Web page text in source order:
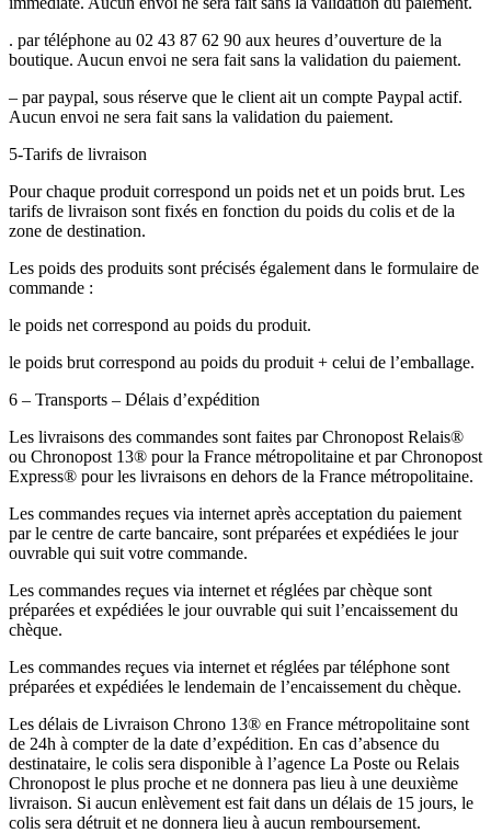
. par téléphone au 02 43 87 62 90 aux heures d’ouverture de la
boutique. Aucun envoi ne sera fait sans la validation du paiement.
– par paypal, sous réserve que le client ait un compte Paypal actif.
Aucun envoi ne sera fait sans la validation du paiement.
5-Tarifs de livraison
Pour chaque produit correspond un poids net et un poids brut. Les
tarifs de livraison sont fixés en fonction du poids du colis et de la
zone de destination.
Les poids des produits sont précisés également dans le formulaire de
commande :
le poids net correspond au poids du produit.
le poids brut correspond au poids du produit + celui de l’emballage.
6 – Transports – Délais d’expédition
Les livraisons des commandes sont faites par Chronopost Relais®
ou Chronopost 13® pour la France métropolitaine et par Chronopost
Express® pour les livraisons en dehors de la France métropolitaine.
Les commandes reçues via internet après acceptation du paiement
par le centre de carte bancaire, sont préparées et expédiées le jour
ouvrable qui suit votre commande.
Les commandes reçues via internet et réglées par chèque sont
préparées et expédiées le jour ouvrable qui suit l’encaissement du
chèque.
Les commandes reçues via internet et réglées par téléphone sont
préparées et expédiées le lendemain de l’encaissement du chèque.
Les délais de Livraison Chrono 13® en France métropolitaine sont
de 24h à compter de la date d’expédition. En cas d’absence du
destinataire, le colis sera disponible à l’agence La Poste ou Relais
Chronopost le plus proche et ne donnera pas lieu à une deuxième
livraison. Si aucun enlèvement est fait dans un délais de 15 jours, le
colis sera détruit et ne donnera lieu à aucun remboursement.